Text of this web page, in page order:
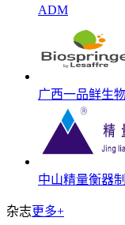
ADM
广西一品鲜生
中山精量衡器
杂志更多+